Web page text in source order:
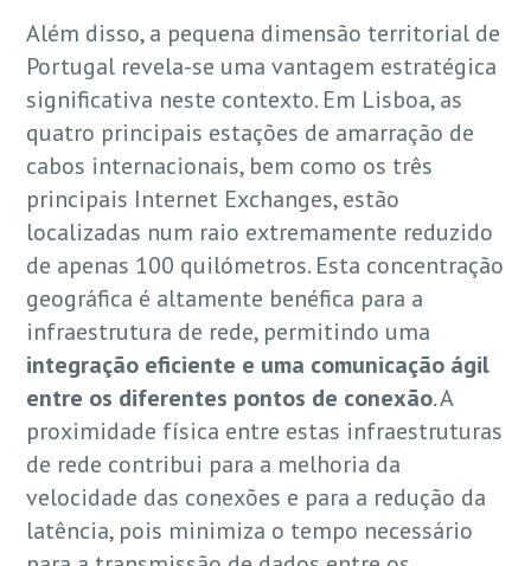
Além disso, a pequena dimensão territorial de
Portugal revela-se uma vantagem estratégica
significativa neste contexto. Em Lisboa, as
quatro principais estações de amarração de
cabos internacionais, bem como os três
principais Internet Exchanges, estão
localizadas num raio extremamente reduzido
de apenas 100 quilómetros. Esta concentração
geográfica é altamente benéfica para a
infraestrutura de rede, permitindo uma
integração eficiente e uma comunicação ágil
entre os diferentes pontos de conexão. A
proximidade física entre estas infraestruturas
de rede contribui para a melhoria da
velocidade das conexões e para a redução da
latência, pois minimiza o tempo necessário